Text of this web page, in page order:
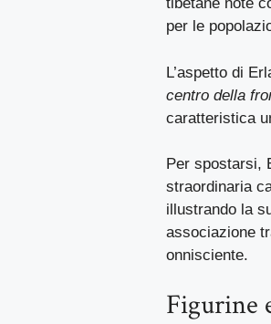
per le
L’aspetto di
centro della
caratteristica
Per spostarsi,
straordinaria
illustrando la
associazione
onnisciente.
Figurine